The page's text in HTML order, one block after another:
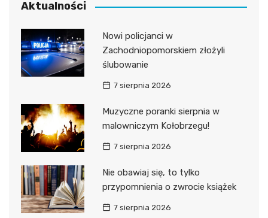
Aktualności
Nowi policjanci w
Zachodniopomorskiem złożyli
ślubowanie
7 sierpnia 2026
Muzyczne poranki sierpnia w
malowniczym Kołobrzegu!
7 sierpnia 2026
Nie obawiaj się, to tylko
przypomnienia o zwrocie książek
7 sierpnia 2026